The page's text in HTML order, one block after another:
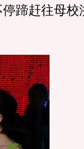
蹄赶往母校